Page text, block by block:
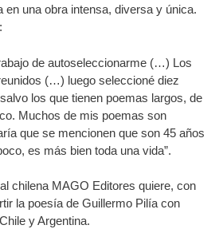
en una obra intensa, diversa y única.
de autoseleccionarme (…) Los
(…) luego seleccioné diez
los que tienen poemas largos, de
Muchos de mis poemas son
que se mencionen que son 45 años
es más bien toda una vida”.
chilena MAGO Editores quiere, con
la poesía de Guillermo Pilía con
y Argentina.